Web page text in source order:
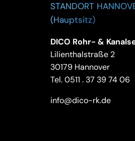
STANDORT
(Hauptsitz)
DICO Rohr- &
Lilienthalstraße 2
30179 Hannover
Tel.0511 . 37 39 74 06
info@dico-rk.de